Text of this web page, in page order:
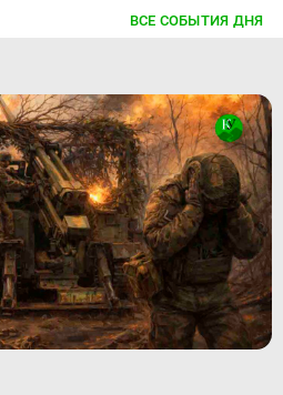
ВСЕ СОБЫТИЯ ДНЯ